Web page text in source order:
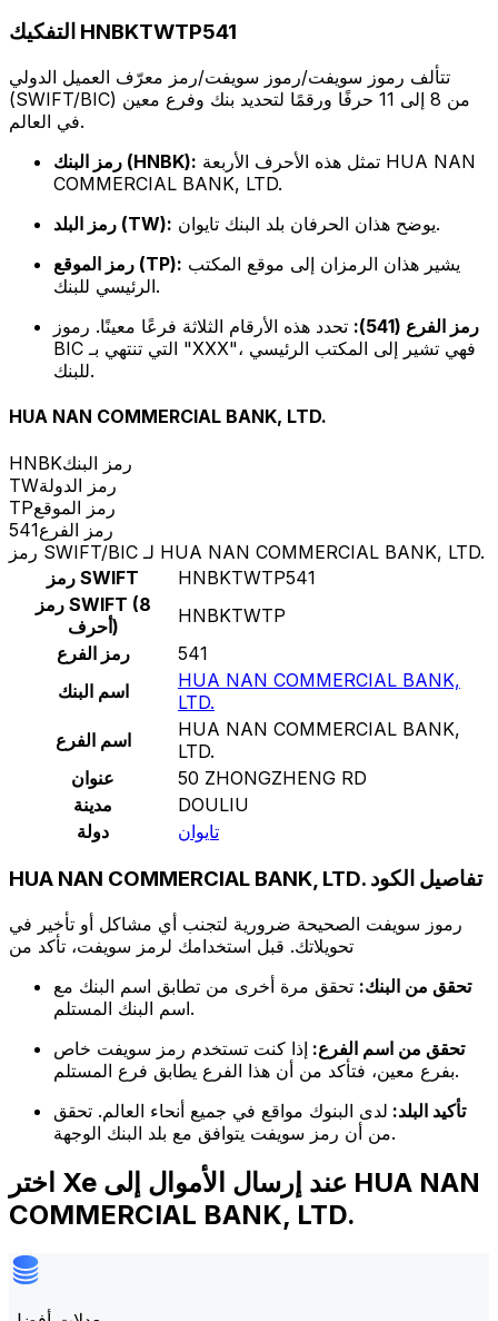
التفكيك HNBKTWTP541
تتألف رموز سويفت/رموز سويفت/رمز معرّف العميل الدولي
(SWIFT/BIC) من 8 إلى 11 حرفًا ورقمًا لتحديد بنك وفرع معين
في العالم.
رمز البنك (HNBK):
COMMERCIAL BANK, LTD.
رمز البلد (TW):
يوضح هذان الحرفان بلد البنك تايوان.
رمز الموقع (TP):
الرئيسي للبنك.
رمز الفرع (541):
تحدد هذه الأرقام الثلاثة فرعًا معينًا. رموز
BIC التي تنتهي بـ "XXX"، فهي تشير إلى المكتب الرئيسي
للبنك.
HUA NAN COMMERCIAL BANK, LTD.
HNBKرمز البنك
TWرمز الدولة
TPرمز الموقع
541رمز الفرع
رمز SWIFT/BIC لـ HUA NAN COMMERCIAL BANK, LTD.
رمز SWIFT
HNBKTWTP541
رمز SWIFT (8
أحرف)
HNBKTWTP
رمز الفرع
541
اسم البنك
HUA NAN COMMERCIAL BANK,
LTD.
اسم الفرع
HUA NAN COMMERCIAL BANK,
LTD.
عنوان
50 ZHONGZHENG RD
مدينة
DOULIU
دولة
تايوان
HUA NAN COMMERCIAL BANK, LTD. تفاصيل الكود
رموز سويفت الصحيحة ضرورية لتجنب أي مشاكل أو تأخير في
تحويلاتك. قبل استخدامك لرمز سويفت، تأكد من
تحقق من البنك: تحقق مرة أخرى من تطابق اسم البنك مع
اسم البنك المستلم.
تحقق من اسم الفرع: إذا كنت تستخدم رمز سويفت خاص
بفرع معين، فتأكد من أن هذا الفرع يطابق فرع المستلم.
تأكيد البلد: لدى البنوك مواقع في جميع أنحاء العالم. تحقق
من أن رمز سويفت يتوافق مع بلد البنك الوجهة.
اختر Xe عند إرسال الأموال إلى HUA NAN
COMMERCIAL BANK, LTD.